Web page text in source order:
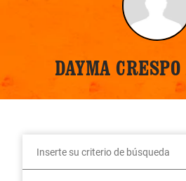
DAYMA